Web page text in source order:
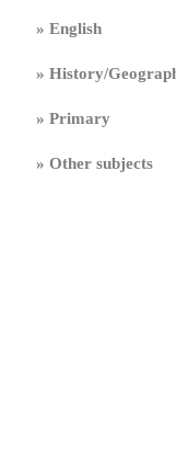
» English
» History/
» Primary
» Other subjects